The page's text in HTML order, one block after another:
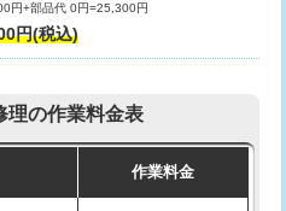
で）
38,500円
円+部品代 0円=25,300円
円(税込)
理の作業料金表
作業料金